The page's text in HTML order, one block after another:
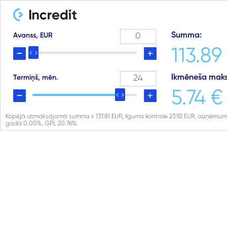
Avanss, EUR
Termiņš, mēn.
Summa:
Ikmēneša
5.74 €
Kopējā atmaksājamā summa ir 137.81 EUR, līguma kontrole 23.92 EUR,
gadā 0.00%, GPL 20.76%.